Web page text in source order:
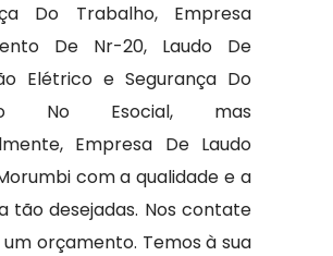
Do Trabalho, Empresa
De Nr-20, Laudo De
Elétrico e Segurança Do
No Esocial, mas
Empresa De Laudo
com a qualidade e a
tão desejadas. Nos contate
orçamento. Temos à sua